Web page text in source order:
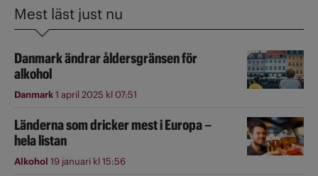
Mest läst just nu
Danmark ändrar åldersgränsen för
alkohol
Danmark1 april 2025 kl 07:51
Länderna som dricker mest i Europa –
hela listan
Alkohol 19 januari kl 15:56